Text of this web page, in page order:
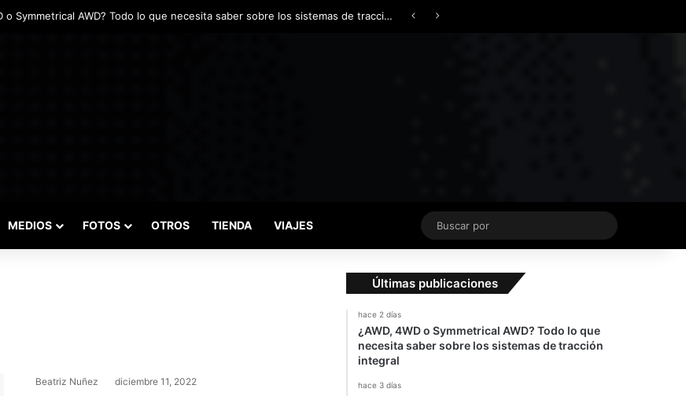
¿AWD, 4WD o Symmetrical AWD? Todo lo que necesita saber sobre los sistemas de tracción integral
MEDIOS FOTOS OTROS TIENDA VIAJES
Buscar
por
Beatriz Nuñez diciembre 11, 2022
Últimas publicaciones
hace 2 días
¿AWD, 4WD o Symmetrical AWD? Todo lo que
necesita saber sobre los sistemas de tracción
integral
hace 3 días